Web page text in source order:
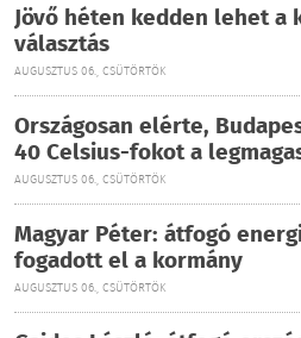
Jövő héten kedden lehet a
választás
AUGUSZTUS 06., CSÜTÖRTÖK
Országosan elérte,
40 Celsius-fokot a
AUGUSZTUS 06., CSÜTÖRTÖK
Magyar Péter: átfogó
fogadott el a kormány
AUGUSZTUS 06., CSÜTÖRTÖK